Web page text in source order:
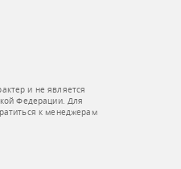
и не является
Федерации. Для
к менеджерам